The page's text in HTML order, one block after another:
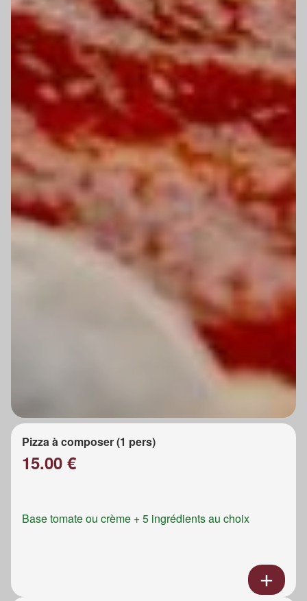
Pizza à composer (1 pers)
15.00 €
Base tomate ou crème + 5 ingrédients au choix